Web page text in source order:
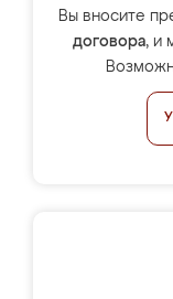
Вы вносите
договора, и